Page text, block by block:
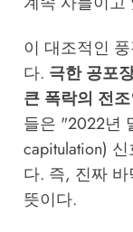
이 대조적인
다. 극한 공포
큰 폭락의 전
들은 "2022년
capitulation)
다. 즉, 진짜
뜻이다.